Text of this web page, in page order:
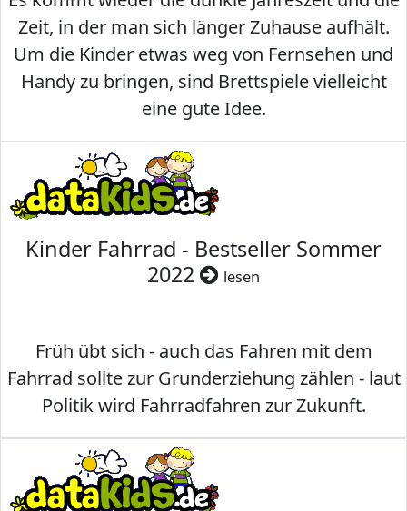
Zeit, in der man sich länger Zuhause aufhält.
Um die Kinder etwas weg von Fernsehen und
Handy zu bringen, sind Brettspiele vielleicht
eine gute Idee.
Kinder Fahrrad - Bestseller Sommer
2022
lesen
Früh übt sich - auch das Fahren mit dem
Fahrrad sollte zur Grunderziehung zählen - laut
Politik wird Fahrradfahren zur Zukunft.